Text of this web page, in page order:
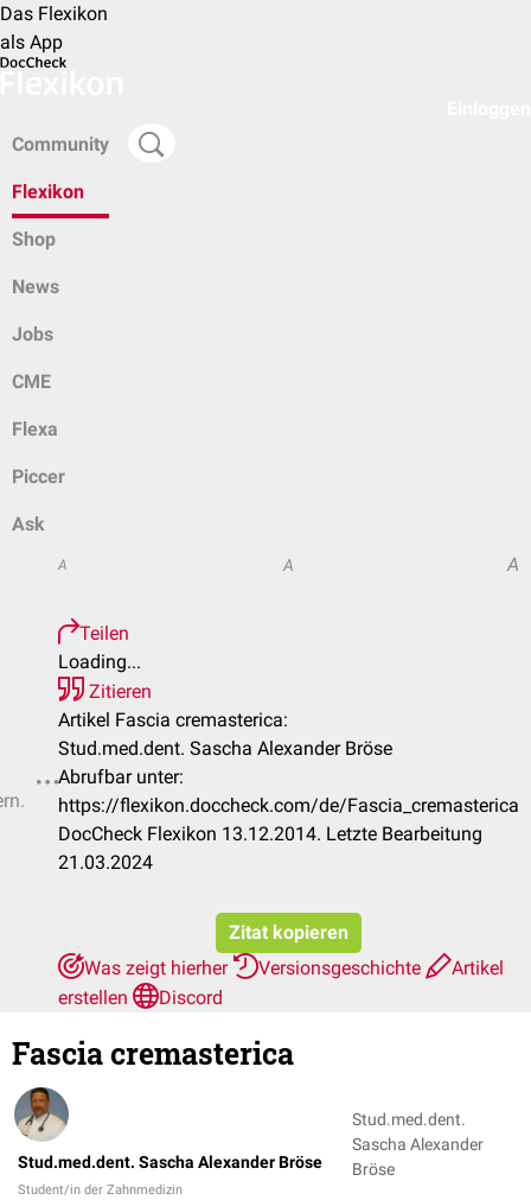
Das Flexikon
als App
Community
Flexikon
Shop
News
Jobs
CME
Flexa
Piccer
Ask
A A A
Teilen
Loading...
Zitieren
Artikel Fascia cremasterica:
Stud.med.dent. Sascha Alexander Bröse
Abrufbar unter:
https://flexikon.doccheck.com/de/Fascia_cremasterica
DocCheck Flexikon 13.12.2014. Letzte Bearbeitung
21.03.2024
Zitat kopieren
Was zeigt hierher
Versionsgeschichte
Artikel
erstellen
Discord
Fascia cremasterica
Stud.med.dent. Sascha Alexander Bröse
Student/in der Zahnmedizin
Stud.med.dent.
Sascha Alexander
Bröse